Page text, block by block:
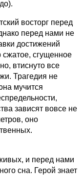
восторг перед
перед нами не
достижений
сгущенное
втиснуто все
Трагедия не
мучится
зависят вовсе не
оно
и перед нами
сна. Герой знает